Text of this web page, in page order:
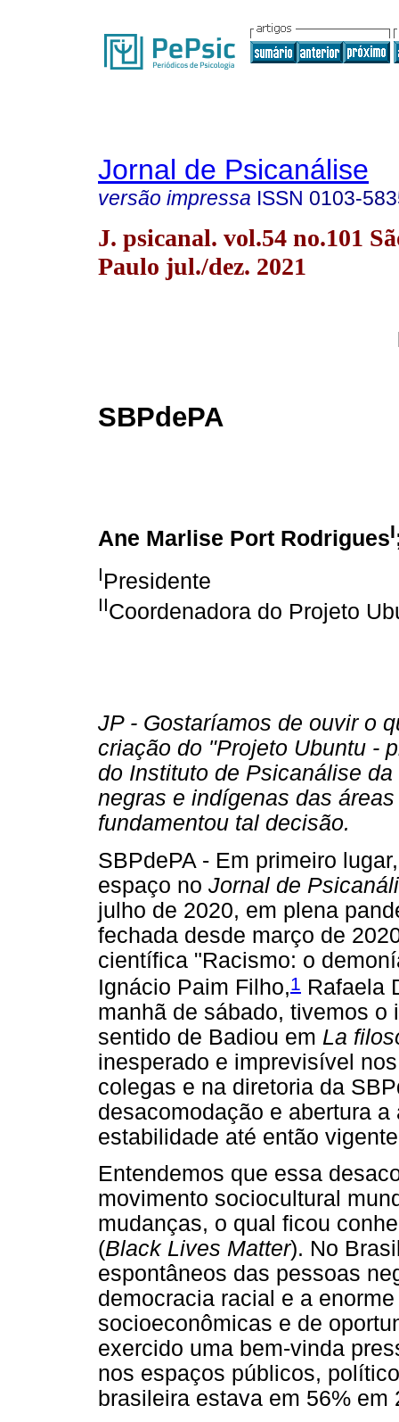
Jornal de Psicanálise
versão impressa ISSN 0103-
J. psicanal. vol.54 no.101
Paulo jul./dez. 2021
SBPdePA
Ane Marlise Port RodriguesI
IPresidente
IICoordenadora do Projeto
JP - Gostaríamos de ouvir o
criação do "Projeto Ubuntu -
do Instituto de Psicanálise
negras e indígenas das
fundamentou tal decisão.
SBPdePA - Em primeiro
espaço no Jornal de
julho de 2020, em plena
fechada desde março de
científica "Racismo: o
Ignácio Paim Filho,1 Rafaela
manhã de sábado, tivemos
sentido de Badiou em La
inesperado e imprevisível
colegas e na diretoria da
desacomodação e abertura
estabilidade até então
Entendemos que essa
movimento sociocultural
mudanças, o qual ficou
(Black Lives Matter). No
espontâneos das pessoas
democracia racial e a
socioeconômicas e de
exercido uma bem-vinda
nos espaços públicos,
brasileira estava em 56% em